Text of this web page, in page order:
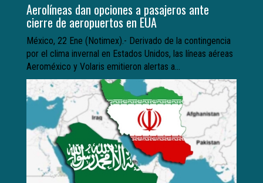
Aerolíneas dan opciones a pasajeros ante
cierre de aeropuertos en EUA
México, 22 Ene (Notimex).- Derivado de la contingencia
por el clima invernal en Estados Unidos, las líneas aéreas
Aeroméxico y Volaris emitieron alertas a...